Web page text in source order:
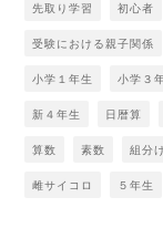
先取り学習 初心者
受験における親子関係
小学１年生 小学３
新４年生 日暦算
算数 素数 組分
雌サイコロ ５年生